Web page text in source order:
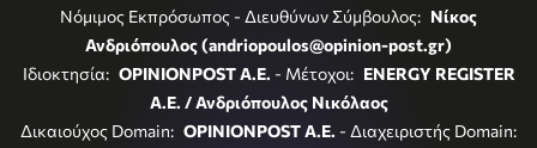
Νόμιμος Εκπρόσωπος - Διευθύνων Σύμβουλος: Νίκος
Ανδριόπουλος (andriopoulos@opinion-post.gr)
Ιδιοκτησία: OPINIONPOST A.E. - Μέτοχοι: ENERGY REGISTER
Α.Ε. / Ανδριόπουλος Νικόλαος
Δικαιούχος Domain: OPINIONPOST A.E. - Διαχειριστής Domain: